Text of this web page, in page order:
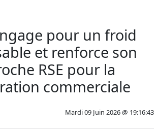
pour un froid
et renforce son
RSE pour la
commerciale
Mardi 09 Juin 2026 @ 19:16:43